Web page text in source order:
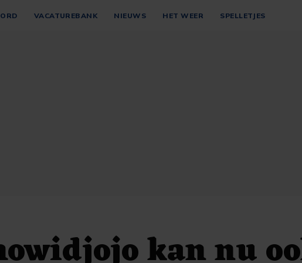
VACATUREBANK NIEUWS HET WEER SPELLETJES